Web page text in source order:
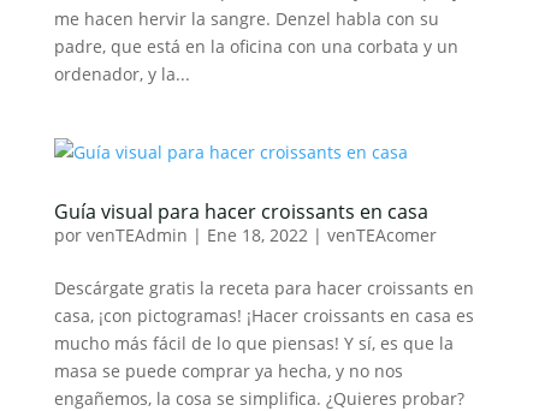
me hacen hervir la sangre. Denzel habla con su
padre, que está en la oficina con una corbata y un
ordenador, y la...
Guía visual para hacer croissants en casa
por venTEAdmin | Ene 18, 2022| venTEAcomer
Descárgate gratis la receta para hacer croissants en
casa, ¡con pictogramas! ¡Hacer croissants en casa es
mucho más fácil de lo que piensas! Y sí, es que la
masa se puede comprar ya hecha, y no nos
engañemos, la cosa se simplifica. ¿Quieres probar?